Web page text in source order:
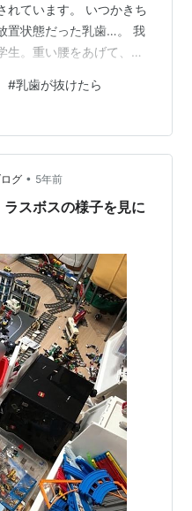
れています。 いつかきち
置状態だった乳歯…。 我
生。重い腰をあげて、や
歯ケースの作り方につい
スを作ってみた ２．おわ
た できあがりはこんな感
。 蓋を閉じるとこんな感
よかったのですが、早く
…
#乳歯が抜けたら
グ • 5年前
ラスボスの様子を見に